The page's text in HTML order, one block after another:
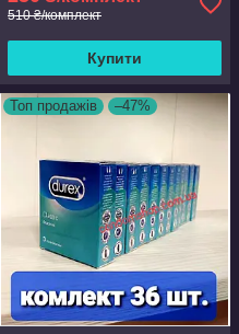
510 ₴/комплект
Купити
Топ продажів –47%